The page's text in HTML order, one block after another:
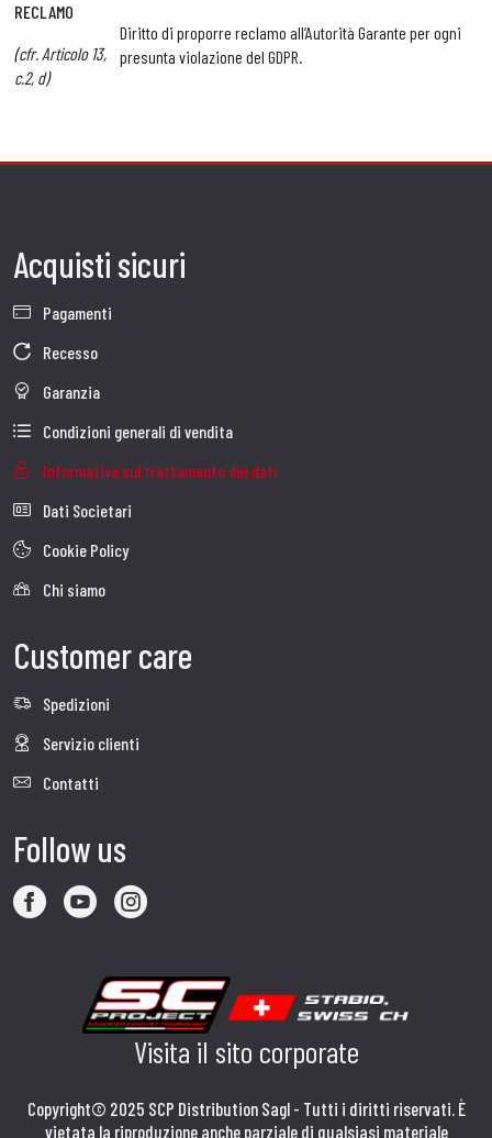
RECLAMO
(cfr. Articolo 13,
c.2, d)
Diritto di proporre reclamo all’Autorità Garante per ogni
presunta violazione del GDPR.
Acquisti sicuri
Pagamenti
Recesso
Garanzia
Condizioni generali di vendita
Informativa sul trattamento dei dati
Dati Societari
Cookie Policy
Chi siamo
Customer care
Spedizioni
Servizio clienti
Contatti
Follow us
Visita il sito corporate
Copyright© 2025 SCP Distribution Sagl - Tutti i diritti riservati. È
vietata la riproduzione anche parziale di qualsiasi materiale